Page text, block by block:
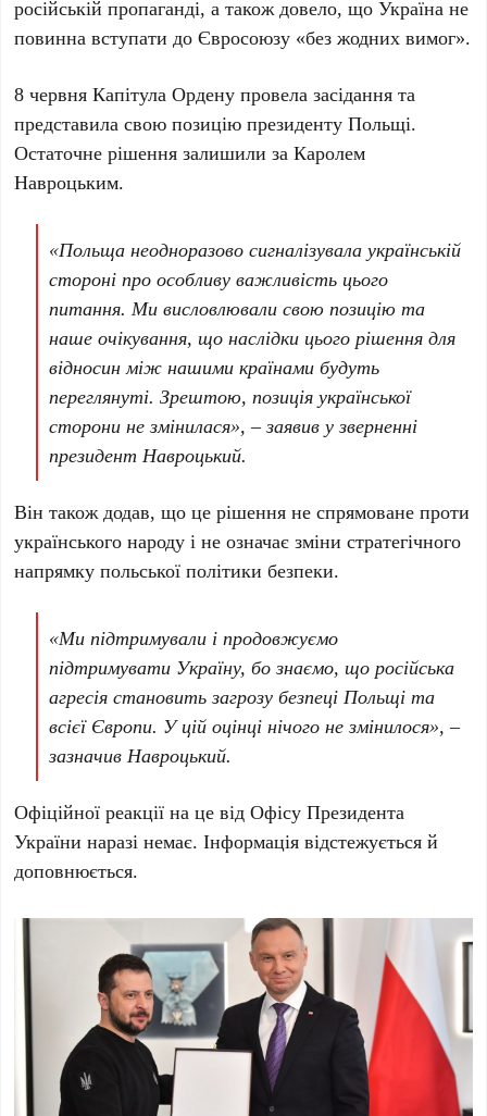
російській пропаганді, а також довело, що Україна не
повинна вступати до Євросоюзу «без жодних вимог».
8 червня Капітула Ордену провела засідання та
представила свою позицію президенту Польщі.
Остаточне рішення залишили за Каролем
Навроцьким.
«Польща неодноразово сигналізувала українській
стороні про особливу важливість цього
питання. Ми висловлювали свою позицію та
наше очікування, що наслідки цього рішення для
відносин між нашими країнами будуть
переглянуті. Зрештою, позиція української
сторони не змінилася», – заявив у зверненні
президент Навроцький.
Він також додав, що це рішення не спрямоване проти
українського народу і не означає зміни стратегічного
напрямку польської політики безпеки.
«Ми підтримували і продовжуємо
підтримувати Україну, бо знаємо, що російська
агресія становить загрозу безпеці Польщі та
всієї Європи. У цій оцінці нічого не змінилося», –
зазначив Навроцький.
Офіційної реакції на це від Офісу Президента
України наразі немає. Інформація відстежується й
доповнюється.